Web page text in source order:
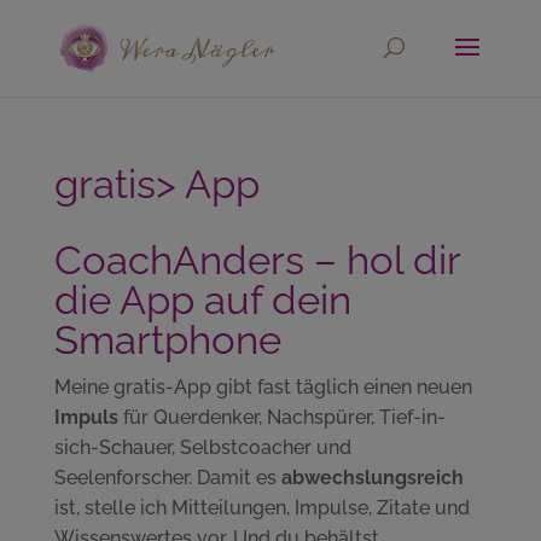
gratis> App
CoachAnders – hol dir
die App auf dein
Smartphone
Meine gratis-App gibt fast täglich einen neuen
Impulsfür Querdenker, Nachspürer, Tief-in-
sich-Schauer, Selbstcoacher und
Seelenforscher. Damit es abwechslungsreich
ist, stelle ich Mitteilungen, Impulse, Zitate und